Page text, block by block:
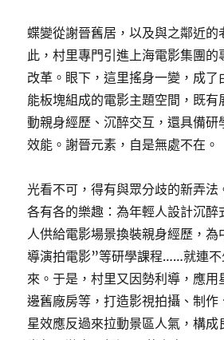
蝶變從謝晉舊居，以及與之鄰近的
此，村里專門引進上海電影集團的
改革。眼下，這里搖身一變，成
能板塊組成的電影主題空間，既有
動親身經歷、沉醉交互，還具備研
效能。謝晉元素，自是無處不在。
光看不可，得有與眾分歧的新弄法
各有各的樂趣：為年輕人設計沉醉
人供給電影場景換裝親身經歷，
導演拍電影”等研學課程……就連
來。于是，村里又因勢利導，應用
邊舊廠房等，打造影視拍攝、制作
星效應反過來拉動景區人氣，構成